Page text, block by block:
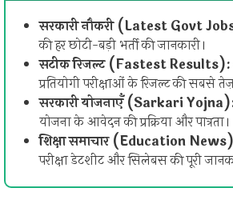
सरकारी नौकरी (Latest Govt
की हर छोटी-बड़ी भर्ती की जानकारी।
सटीक रिजल्ट (Fastest Results):
प्रतियोगी परीक्षाओं के रिजल्ट की सबसे
सरकारी योजनाएँ (Sarkari
योजना के आवेदन की प्रक्रिया और पात्रता।
शिक्षा समाचार (Education
परीक्षा डेटशीट और सिलेबस की पूरी